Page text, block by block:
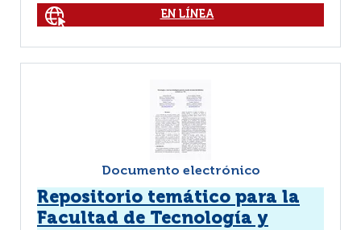
EN LÍNEA
Documento electrónico
Repositorio temático para la
Facultad de Tecnología y